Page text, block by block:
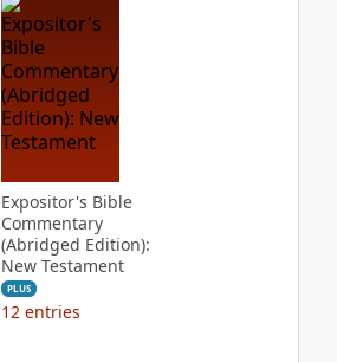
Expositor's Bible
Commentary
(Abridged Edition):
New Testament
PLUS
12 entries